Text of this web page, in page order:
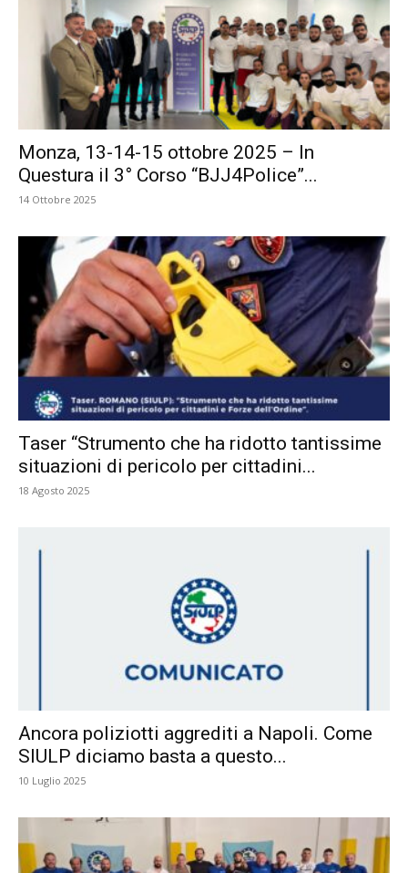
Monza, 13-14-15 ottobre 2025 – In
Questura il 3° Corso “BJJ4Police”...
14 Ottobre 2025
Taser “Strumento che ha ridotto tantissime
situazioni di pericolo per cittadini...
18 Agosto 2025
Ancora poliziotti aggrediti a Napoli. Come
SIULP diciamo basta a questo...
10 Luglio 2025